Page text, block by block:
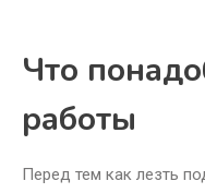
Что
работы
Перед тем как лезть